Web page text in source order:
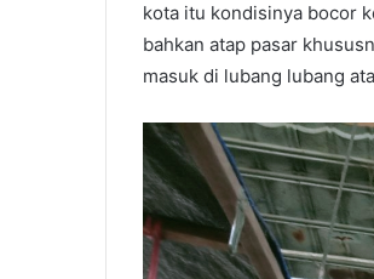
kota itu kondisinya bocor
bahkan atap pasar
masuk di lubang lubang